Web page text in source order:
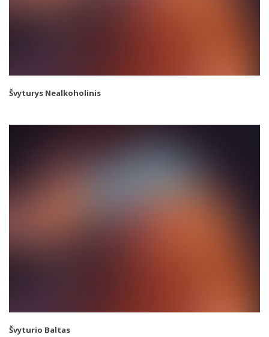
Švyturys Nealkoholinis
Švyturio Baltas